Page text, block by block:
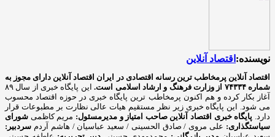
نویسنده: اقتصاد آنلاین
اقتصاد آنلاین پرمخاطب ترین رسانه اقتصادی در ایران اقتصاد آنلاین دارای مجوز به
شماره ۷۴۳۳۴ از وزارت فرهنگ و ارشاد اسلامی است.
این پایگاه خبری از سال ۸۹
آغاز بکار کرده و هم اکنون پرمخاطب ترین پایگاه خبری در حوزه اقتصاد محسوب
می شود. این پایگاه خبری زیر نظر مستقیم هیات عالی نظارت بر مطبوعات قرار
دارد. پایگاه خبری اقتصاد آنلاین صاحب امتیاز و مدیرمسئول: مریم کاظمی شورای
سیاستگذاری: علی مروی / صادق الحسینی / سعید عباسیان / هاشم آردم سردبیر: